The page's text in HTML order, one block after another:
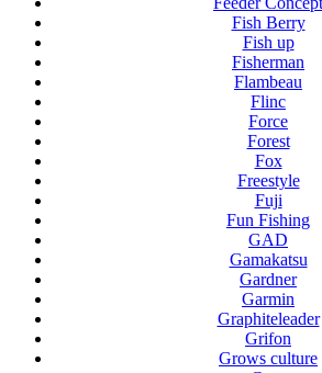
Fish Berry
Fish up
Fisherman
Flambeau
Flinc
Force
Forest
Fox
Freestyle
Fuji
Fun Fishing
GAD
Gamakatsu
Gardner
Garmin
Graphiteleader
Grifon
Grows culture